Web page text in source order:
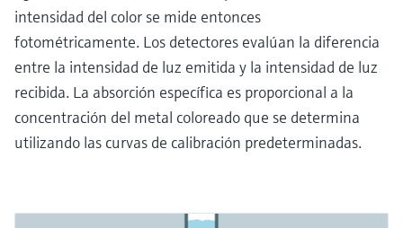
intensidad del color se mide entonces
fotométricamente. Los detectores evalúan la diferencia
entre la intensidad de luz emitida y la intensidad de luz
recibida. La absorción específica es proporcional a la
concentración del metal coloreado que se determina
utilizando las curvas de calibración predeterminadas.